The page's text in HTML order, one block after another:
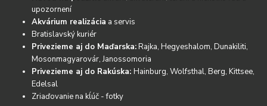
upozornení
Akvárium realizácia a servis
Bratislavský kuriér
Privezieme aj do Maďarska:Rajka, Hegyeshalom, Dunakiliti,
Mosonmagyarovár, Janossomoria
Privezieme aj do Rakúska:Hainburg, Wolfsthal, Berg, Kittsee,
Edelsal
Zriaďovanie na kĺúč - fotky